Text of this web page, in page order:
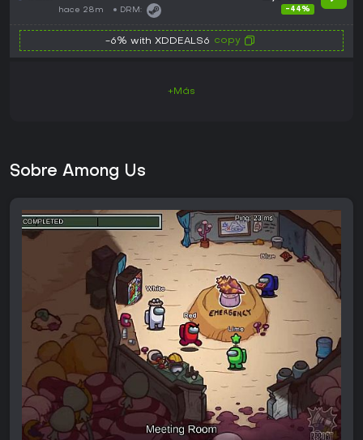
hace 28m DRM: -44%
-6% with XDDEALS6 copy
+Más
Sobre Among Us